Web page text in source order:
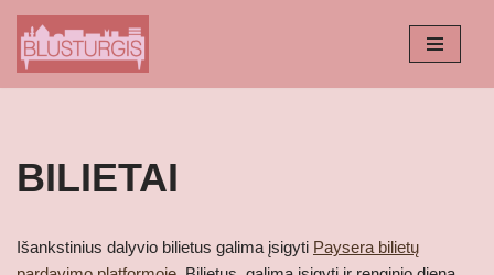
Skip
to
BILIETAI
Išankstinius dalyvio bilietus galima įsigyti Paysera bilietų